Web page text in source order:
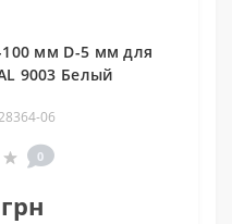
мм D-5 мм для
9003 Белый
06
0